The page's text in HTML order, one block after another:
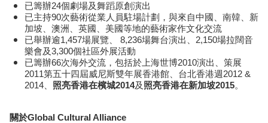
已籌辦24個劇場及舞蹈原創演出
已主持90次藝術從業人員駐場計劃，與來自中國、南韓、新
加坡、澳洲、英國、美國等地的藝術家作文化交流
已舉辦逾1,457場展覽、 8,236場舞台演出、2,150場拉闊音
樂會及3,300個社區外展活動
已籌辦66次海外交流，包括於上海世博2010演出、策展
2011第五十四屆威尼斯雙年展香港館、台北香港週2012 &
2014、 照亮香港在檳城2014及 照亮香港在新加坡2015。
關於Global Cultural Alliance